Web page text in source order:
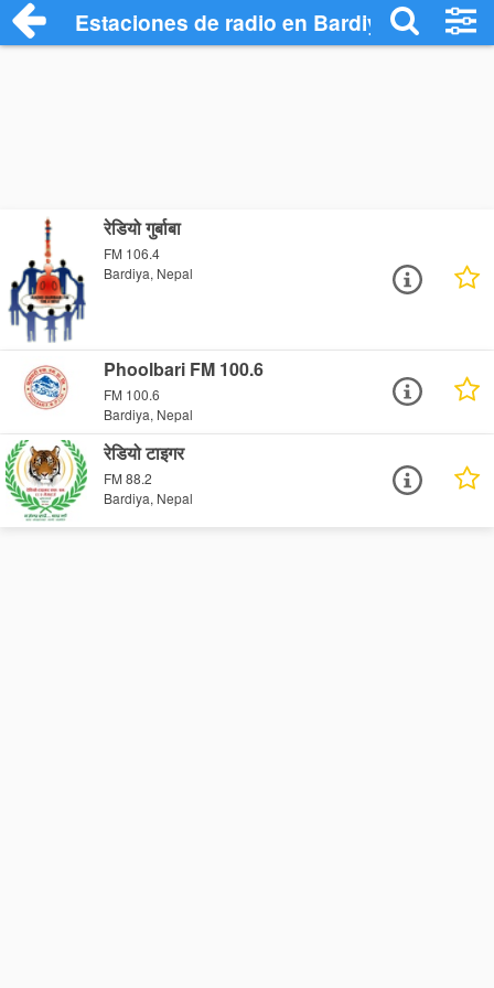
Estaciones de radio en Bardiya -
रेडियो गुर्बाबा
FM 106.4
Bardiya, Nepal
Phoolbari FM 100.6
FM 100.6
Bardiya, Nepal
रेडियो टाइगर
FM 88.2
Bardiya, Nepal